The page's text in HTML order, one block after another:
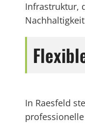
Infrastruktur,
In Raesfeld